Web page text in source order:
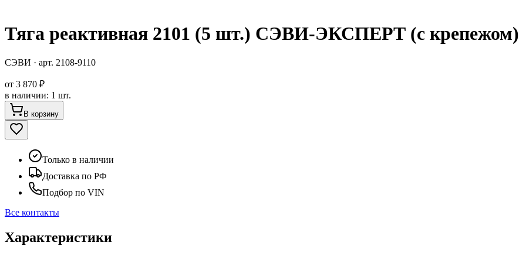
Тяга реактивная 2101 (5 шт.) СЭВИ-ЭКСПЕРТ (с крепежом)
СЭВИ · арт. 2108-9110
от 3 870 ₽
в наличии: 1 шт.
В корзину
Только в наличии
Доставка по РФ
Подбор по VIN
Все контакты
Характеристики